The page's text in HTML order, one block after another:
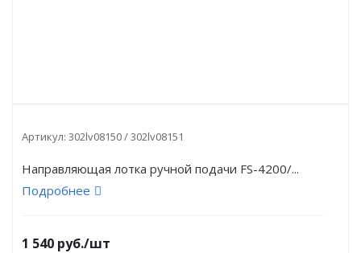
Артикул: 302lv08150 / 302lv08151
Направляющая лотка ручной подачи FS-4200/...
Подробнее
1 540 руб./шт